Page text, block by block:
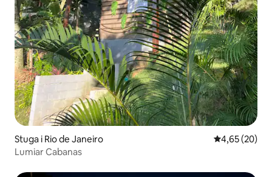
Stuga i Rio de Janeiro 4,65 av 5 i
4,65 (20)
Lumiar Cabanas